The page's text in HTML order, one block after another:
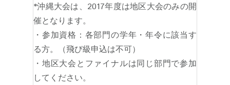
*沖縄大会は、2017年度は地区大会のみの開
催となります。
・参加資格：各部門の学年・年令に該当す
る方。（飛び級申込は不可）
・地区大会とファイナルは同じ部門で参加
してください。